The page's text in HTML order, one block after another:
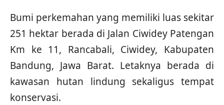
Bumi perkemahan yang memiliki luas sekitar
251 hektar berada di Jalan Ciwidey Patengan
Km ke 11, Rancabali, Ciwidey, Kabupaten
Bandung, Jawa Barat. Letaknya berada di
kawasan hutan lindung sekaligus tempat
konservasi.